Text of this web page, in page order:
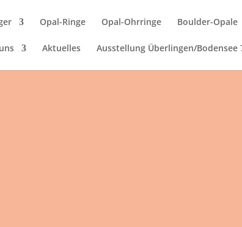
Opal-Ringe Opal-Ohrringe Boulder-Opale
Aktuelles Ausstellung Überlingen/Bodensee